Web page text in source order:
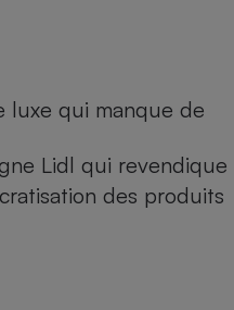
luxe qui manque de
Lidl qui revendique
des produits